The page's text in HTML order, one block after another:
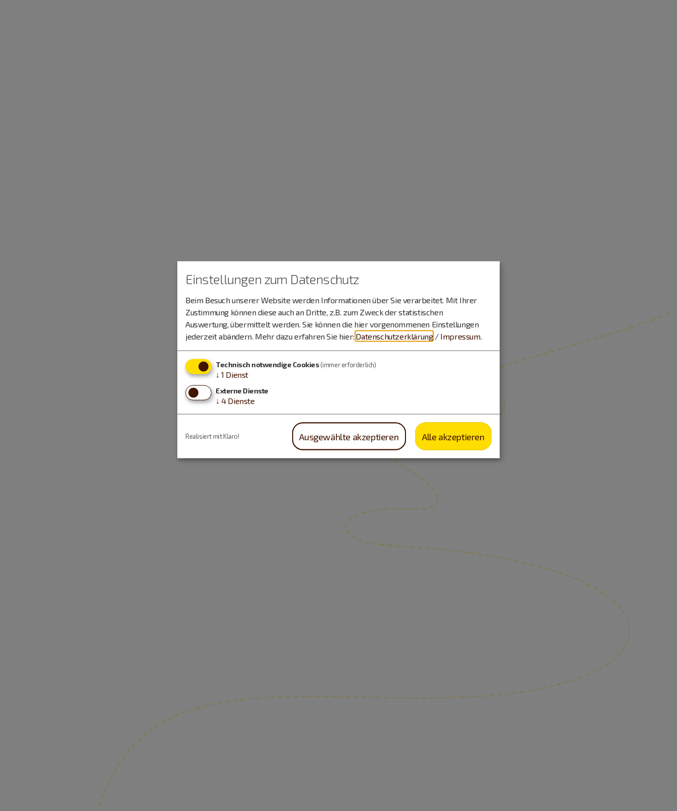
Einstellungen zum Datenschutz
Beim Besuch unserer Website werden Informationen über Sie verarbeitet. Mit Ihrer
Zustimmung können diese auch an Dritte, z.B. zum Zweck der statistischen
Auswertung, übermittelt werden. Sie können die hier vorgenommenen Einstellungen
jederzeit abändern. Mehr dazu erfahren Sie hier: Datenschutzerklärung / Impressum.
Technisch notwendige Cookies(immer erforderlich)
↓ 1 Dienst
Externe Dienste
↓ 4 Dienste
Ausgewählte akzeptieren Alle akzeptieren
Realisiert mit Klaro!